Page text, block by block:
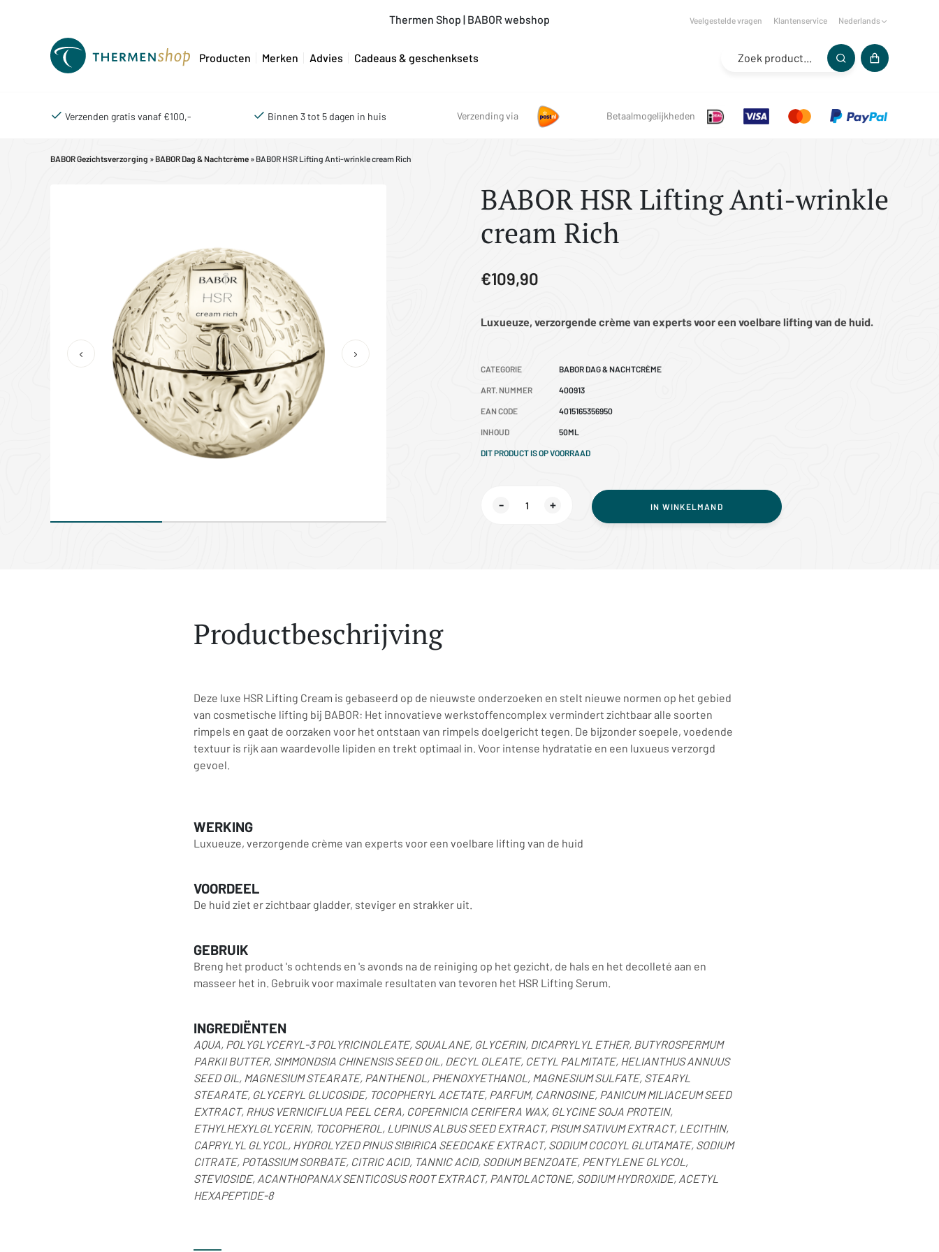
Thermen Shop | BABOR webshop Veelgestelde vragen Klantenservice Nederlands
Producten Merken Advies Cadeaus & geschenksets
Verzenden gratis vanaf €100,- Binnen 3 tot 5 dagen in huis Verzending via Betaalmogelijkheden
BABOR Gezichtsverzorging » BABOR Dag & Nachtcrème » BABOR HSR Lifting Anti-wrinkle cream Rich
BABOR HSR Lifting Anti-wrinkle
cream Rich
€109,90
Luxueuze, verzorgende crème van experts voor een voelbare lifting van de huid.
CATEGORIE BABOR DAG & NACHTCRÈME
ART. NUMMER 400913
EAN CODE 4015165356950
INHOUD 50ML
DIT PRODUCT IS OP VOORRAAD
- + IN WINKELMAND
Productbeschrijving
Deze luxe HSR Lifting Cream is gebaseerd op de nieuwste onderzoeken en stelt nieuwe normen op het gebied
van cosmetische lifting bij BABOR: Het innovatieve werkstoffencomplex vermindert zichtbaar alle soorten
rimpels en gaat de oorzaken voor het ontstaan van rimpels doelgericht tegen. De bijzonder soepele, voedende
textuur is rijk aan waardevolle lipiden en trekt optimaal in. Voor intense hydratatie en een luxueus verzorgd
gevoel.
WERKING
Luxueuze, verzorgende crème van experts voor een voelbare lifting van de huid
VOORDEEL
De huid ziet er zichtbaar gladder, steviger en strakker uit.
GEBRUIK
Breng het product 's ochtends en 's avonds na de reiniging op het gezicht, de hals en het decolleté aan en
masseer het in. Gebruik voor maximale resultaten van tevoren het HSR Lifting Serum.
INGREDIËNTEN
AQUA, POLYGLYCERYL-3 POLYRICINOLEATE, SQUALANE, GLYCERIN, DICAPRYLYL ETHER, BUTYROSPERMUM
PARKII BUTTER, SIMMONDSIA CHINENSIS SEED OIL, DECYL OLEATE, CETYL PALMITATE, HELIANTHUS ANNUUS
SEED OIL, MAGNESIUM STEARATE, PANTHENOL, PHENOXYETHANOL, MAGNESIUM SULFATE, STEARYL
STEARATE, GLYCERYL GLUCOSIDE, TOCOPHERYL ACETATE, PARFUM, CARNOSINE, PANICUM MILIACEUM SEED
EXTRACT, RHUS VERNICIFLUA PEEL CERA, COPERNICIA CERIFERA WAX, GLYCINE SOJA PROTEIN,
ETHYLHEXYLGLYCERIN, TOCOPHEROL, LUPINUS ALBUS SEED EXTRACT, PISUM SATIVUM EXTRACT, LECITHIN,
CAPRYLYL GLYCOL, HYDROLYZED PINUS SIBIRICA SEEDCAKE EXTRACT, SODIUM COCOYL GLUTAMATE, SODIUM
CITRATE, POTASSIUM SORBATE, CITRIC ACID, TANNIC ACID, SODIUM BENZOATE, PENTYLENE GLYCOL,
STEVIOSIDE, ACANTHOPANAX SENTICOSUS ROOT EXTRACT, PANTOLACTONE, SODIUM HYDROXIDE, ACETYL
HEXAPEPTIDE-8